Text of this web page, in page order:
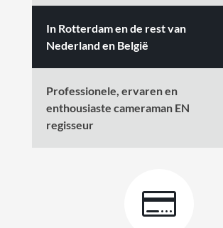
In Rotterdam en de rest van
Nederland en België
Professionele, ervaren en
enthousiaste cameraman EN
regisseur
